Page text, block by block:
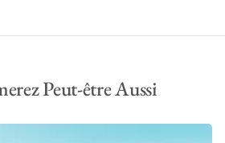
Peut-être Aussi